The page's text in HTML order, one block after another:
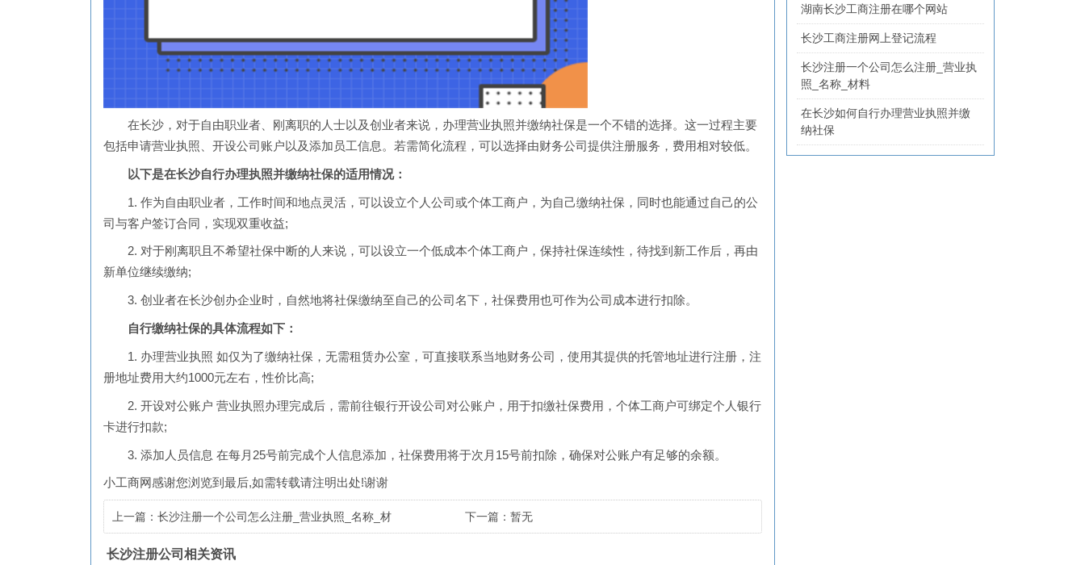
在长沙，对于自由职业者、刚离职的人士以及创业者来说，办理营业执照并缴纳社保是一个不错的选择。这一过程主要
包括申请营业执照、开设公司账户以及添加员工信息。若需简化流程，可以选择由财务公司提供注册服务，费用相对较低。
以下是在长沙自行办理执照并缴纳社保的适用情况：
1. 作为自由职业者，工作时间和地点灵活，可以设立个人公司或个体工商户，为自己缴纳社保，同时也能通过自己的公
司与客户签订合同，实现双重收益;
2. 对于刚离职且不希望社保中断的人来说，可以设立一个低成本个体工商户，保持社保连续性，待找到新工作后，再由
新单位继续缴纳;
3. 创业者在长沙创办企业时，自然地将社保缴纳至自己的公司名下，社保费用也可作为公司成本进行扣除。
自行缴纳社保的具体流程如下：
1. 办理营业执照 如仅为了缴纳社保，无需租赁办公室，可直接联系当地财务公司，使用其提供的托管地址进行注册，注
册地址费用大约1000元左右，性价比高;
2. 开设对公账户 营业执照办理完成后，需前往银行开设公司对公账户，用于扣缴社保费用，个体工商户可绑定个人银行
卡进行扣款;
3. 添加人员信息 在每月25号前完成个人信息添加，社保费用将于次月15号前扣除，确保对公账户有足够的余额。
小工商网感谢您浏览到最后,如需转载请注明出处!谢谢
上一篇：长沙注册一个公司怎么注册_营业执照_名称_材
料
下一篇：暂无
长沙注册公司相关资讯
湖南长沙工商注册在哪个网站
长沙工商注册网上登记流程
长沙注册一个公司怎么注册_营业执
照_名称_材料
在长沙如何自行办理营业执照并缴
纳社保